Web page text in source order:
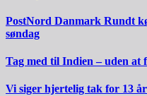
PostNord Danmark Rundt
søndag
Tag med til Indien – uden at
Vi siger hjertelig tak for 13